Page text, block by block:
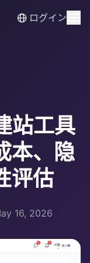
ログイン
站工具
本、隐
评估
16, 2026